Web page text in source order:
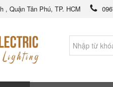
, Quận Tân Phú, TP. HCM